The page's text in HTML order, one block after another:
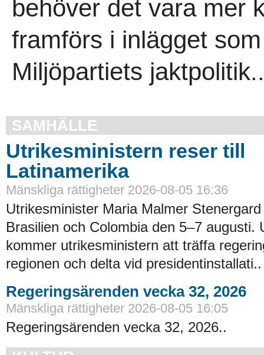
behöver det vara mer
framförs i inlägget
Miljöpartiets
SAMHÄLLE
Utrikesministern reser till
Latinamerika
Mänskliga rättigheter 2026-08-05 16:36
Utrikesminister Maria Malmer
Brasilien och Colombia den 5–7 augusti.
kommer utrikesministern att träffa
regionen och delta vid presidentinstallati..
Regeringsärenden vecka 32, 2026
Mänskliga rättigheter 2026-08-05 16:05
Regeringsärenden vecka 32, 2026..